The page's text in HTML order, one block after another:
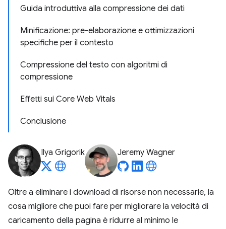
Guida introduttiva alla compressione dei dati
Minificazione: pre-elaborazione e ottimizzazioni
specifiche per il contesto
Compressione del testo con algoritmi di
compressione
Effetti sui Core Web Vitals
Conclusione
Ilya Grigorik Jeremy Wagner
Oltre a eliminare i download di risorse non necessarie, la
cosa migliore che puoi fare per migliorare la velocità di
caricamento della pagina è ridurre al minimo le